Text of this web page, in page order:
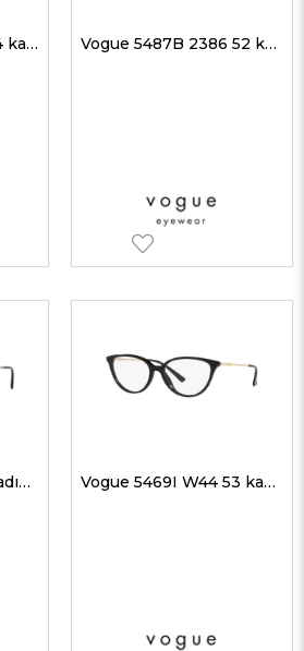
Vogue 5487B W44 54 kadın Optik Gözlükler Vogue 5487B 2386 52 kadın Optik Gözlükler
Vogue 4274 323 51 kadın Optik Gözlükler Vogue 5469I W44 53 kadın Optik Gözlükler